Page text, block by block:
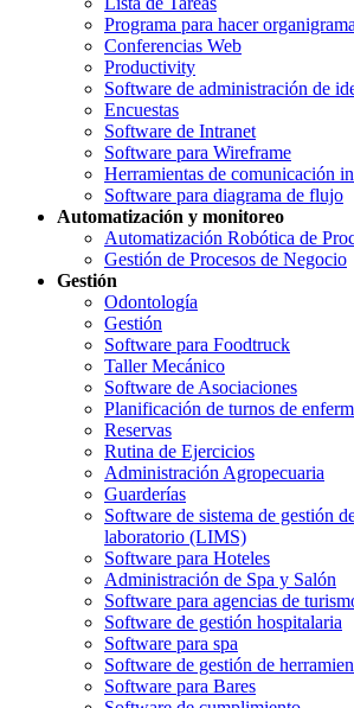
Programa para hacer
Conferencias Web
Productivity
Software de administración de
Encuestas
Software de Intranet
Software para Wireframe
Herramientas de comunicación
Software para diagrama de flujo
Automatización y monitoreo
Automatización Robótica de
Gestión de Procesos de Negocio
Gestión
Odontología
Gestión
Software para Foodtruck
Taller Mecánico
Software de Asociaciones
Planificación de turnos de
Reservas
Rutina de Ejercicios
Administración Agropecuaria
Guarderías
Software de sistema de gestión
laboratorio (LIMS)
Software para Hoteles
Administración de Spa y Salón
Software para agencias de
Software de gestión hospitalaria
Software para spa
Software de gestión de
Software para Bares